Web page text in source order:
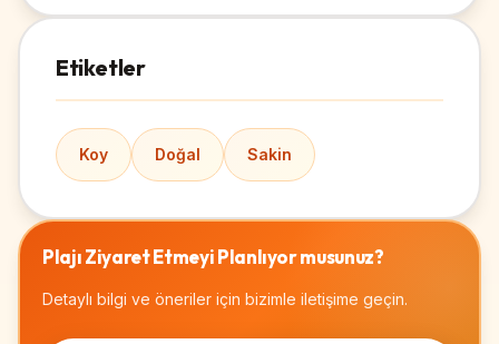
Etiketler
Koy Doğal Sakin
Plajı Ziyaret Etmeyi Planlıyor musunuz?
Detaylı bilgi ve öneriler için bizimle iletişime geçin.